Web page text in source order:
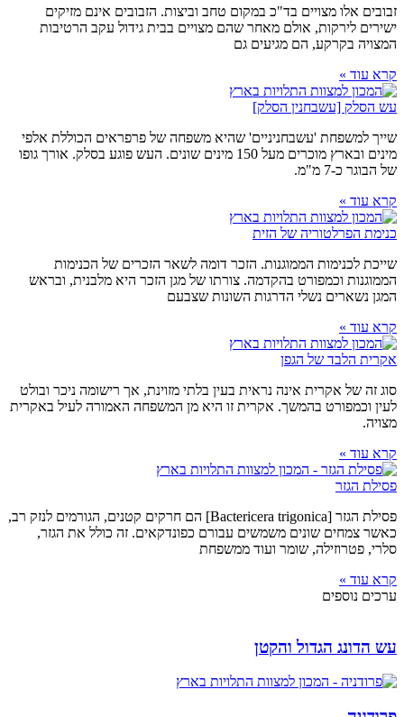
זבובים אלו מצויים בד"כ במקום טחב וביצות. הזבובים אינם מזיקים
ישירים לירקות, אולם מאחר שהם מצויים בבית גידול עקב הרטיבות
המצויה בקרקע, הם מגיעים גם
קרא עוד »
עש הסלק [עשבחנין הסלק]
שייך למשפחת 'עשבחניניים' שהיא משפחה של פרפראים הכוללת אלפי
מינים ובארץ מוכרים מעל 150 מינים שונים. העש פוגע בסלק. אורך גופו
של הבוגר כ-7 מ"מ.
קרא עוד »
כנימת הפרלטוריה של הזית
שייכת לכנימות הממוגנות. הזכר דומה לשאר הזכרים של הכנימות
הממוגנות וכמפורט בהקדמה. צורתו של מגן הזכר היא מלבנית, ובראש
המגן נשארים נשלי הדרגות השונות שצבעם
קרא עוד »
אקרית הלבד של הגפן
סוג זה של אקרית אינה נראית בעין בלתי מזוינת, אך רישומה ניכר ובולט
לעין וכמפורט בהמשך. אקרית זו היא מן המשפחה האמורה לעיל באקרית
מצויה.
קרא עוד »
פסילת הגזר
פסילת הגזר [Bactericera trigonica] הם חרקים קטנים, הגורמים לנזק רב,
כאשר צמחים שונים משמשים עבורם כפונדקאים. זה כולל את הגזר,
סלרי, פטרוזילה, שומר ועוד ממשפחת
קרא עוד »
ערכים נוספים
עש הדונג הגדול והקטן